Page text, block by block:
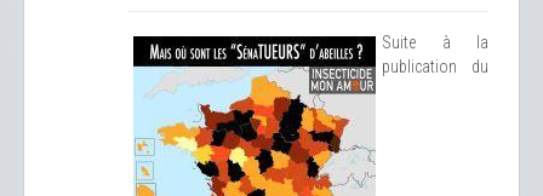
Suite à la
publication du